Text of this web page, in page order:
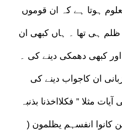
ہوتا ہے کہ ان قوموں
ہی تھا ۔ ہاں کبھی ان
کبھی دھمکی دینے کی ۔
ان کاجواب دینے کی
مثلا ” فکلااخذنا بذنبہ
کانوا انفسہم یظلمون (